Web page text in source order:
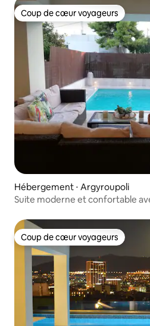
Coup de cœur voyageurs
Coup de cœur voyageurs
Hébergement ⋅ Argyroupoli
Suite moderne et confortable
Coup de cœur voyageurs
Coup de cœur voyageurs